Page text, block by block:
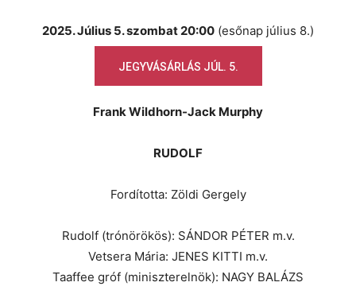
2025. Július 5. szombat 20:00 (esőnap július 8.)
JEGYVÁSÁRLÁS JÚL. 5.
Frank Wildhorn-Jack Murphy
RUDOLF
Fordította: Zöldi Gergely
Rudolf (trónörökös): SÁNDOR PÉTER m.v.
Vetsera Mária: JENES KITTI m.v.
Taaffee gróf (miniszterelnök): NAGY BALÁZS